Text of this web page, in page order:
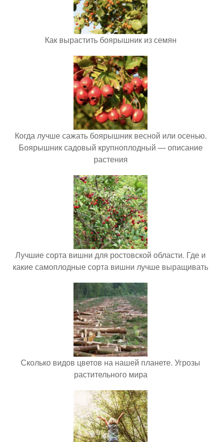
Как вырастить боярышник из семян
Когда лучше сажать боярышник весной или осенью.
Боярышник садовый крупноплодный — описание
растения
Лучшие сорта вишни для ростовской области. Где и
какие самоплодные сорта вишни лучше выращивать
Сколько видов цветов на нашей планете. Угрозы
растительного мира